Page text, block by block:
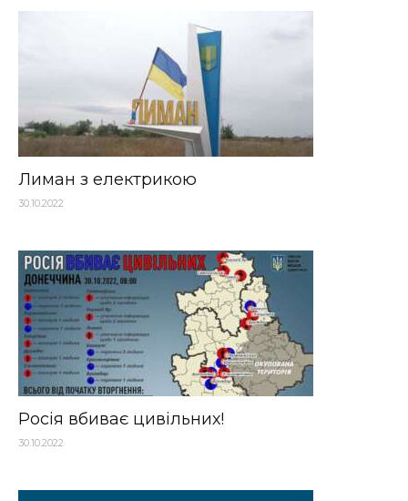
Лиман з електрикою
30.10.2022
Росія вбиває цивільних!
30.10.2022